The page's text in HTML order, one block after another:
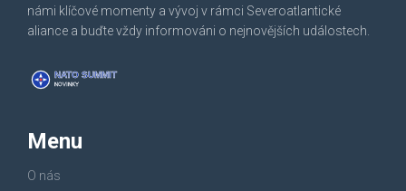
námi klíčové momenty a vývoj v rámci Severoatlantické
aliance a buďte vždy informováni o nejnovějších událostech.
Menu
O nás